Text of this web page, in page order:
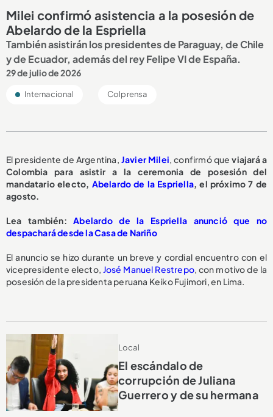
Milei confirmó asistencia a la posesión de
Abelardo de la Espriella
También asistirán los presidentes de Paraguay, de Chile
y de Ecuador, además del rey Felipe VI de España.
29 de julio de 2026
Internacional Colprensa
El presidente de Argentina, Javier Milei, confirmó queviajará a
Colombia para asistir a la ceremonia de posesión del
mandatario electo, Abelardo de la Espriella, el próximo 7 de
agosto.
Lea también:Abelardo de la Espriella anunció que no
despachará desde la Casa de Nariño
El anuncio se hizo durante un breve y cordial encuentro con el
vicepresidente electo, José Manuel Restrepo, con motivo de la
posesión de la presidenta peruana Keiko Fujimori, en Lima.
Local
El escándalo de
corrupción de Juliana
Guerrero y de su hermana